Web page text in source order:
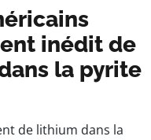
inédit de
la pyrite
de lithium dans la